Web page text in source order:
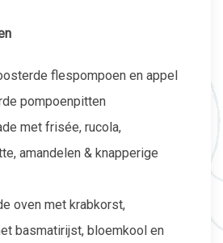
flespompoen en appel
pompoenpitten
met frisée, rucola,
amandelen & knapperige
oven met krabkorst,
basmatirijst, bloemkool en